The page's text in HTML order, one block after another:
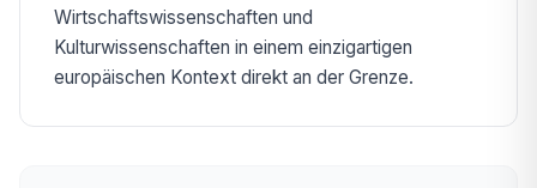
Wirtschaftswissenschaften und
Kulturwissenschaften in einem einzigartigen
europäischen Kontext direkt an der Grenze.